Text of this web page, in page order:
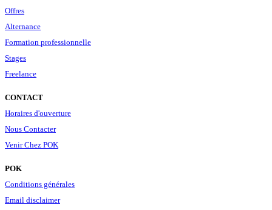
Offres
Alternance
Formation professionnelle
Stages
Freelance
CONTACT
Horaires d'ouverture
Nous Contacter
Venir Chez POK
POK
Conditions générales
Email disclaimer